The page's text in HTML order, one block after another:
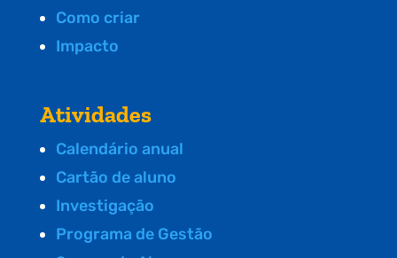
Como criar
Impacto
Atividades
Calendário anual
Cartão de aluno
Investigação
Programa de Gestão